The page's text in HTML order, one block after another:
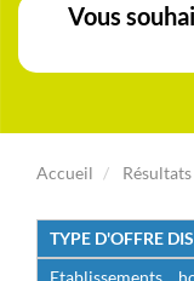
Vous
Accueil
TYPE D'OFFRE
Etablissements